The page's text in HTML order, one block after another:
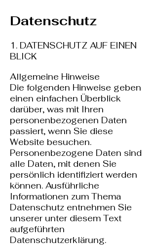
Datenschutz
1. DATENSCHUTZ AUF EINEN
BLICK
Allgemeine Hinweise
Die folgenden Hinweise geben
einen einfachen Überblick
darüber, was mit Ihren
personenbezogenen Daten
passiert, wenn Sie diese
Website besuchen.
Personenbezogene Daten sind
alle Daten, mit denen Sie
persönlich identifiziert werden
können. Ausführliche
Informationen zum Thema
Datenschutz entnehmen Sie
unserer unter diesem Text
aufgeführten
Datenschutzerklärung.